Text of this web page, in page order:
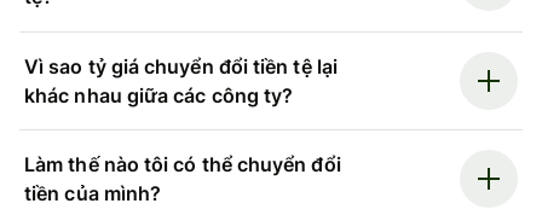
Vì sao tỷ giá chuyển đổi tiền tệ lại
khác nhau giữa các công ty?
Làm thế nào tôi có thể chuyển đổi
tiền của mình?